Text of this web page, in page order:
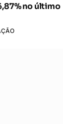
no último